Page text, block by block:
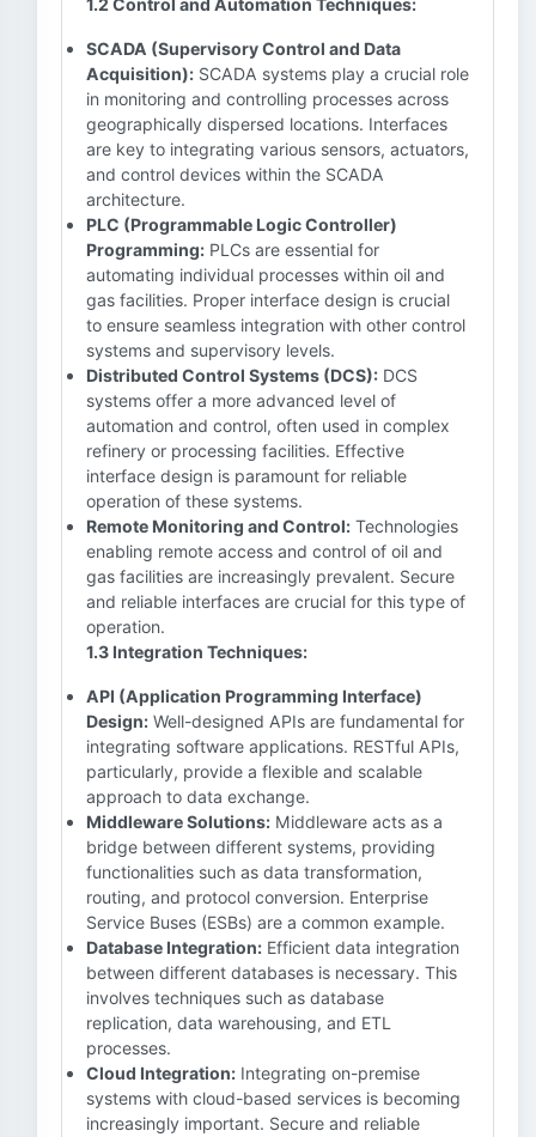
1.2 Control and Automation Techniques:
SCADA (Supervisory Control and Data
Acquisition): SCADA systems play a crucial role
in monitoring and controlling processes across
geographically dispersed locations. Interfaces
are key to integrating various sensors, actuators,
and control devices within the SCADA
architecture.
PLC (Programmable Logic Controller)
Programming: PLCs are essential for
automating individual processes within oil and
gas facilities. Proper interface design is crucial
to ensure seamless integration with other control
systems and supervisory levels.
Distributed Control Systems (DCS): DCS
systems offer a more advanced level of
automation and control, often used in complex
refinery or processing facilities. Effective
interface design is paramount for reliable
operation of these systems.
Remote Monitoring and Control: Technologies
enabling remote access and control of oil and
gas facilities are increasingly prevalent. Secure
and reliable interfaces are crucial for this type of
operation.
1.3 Integration Techniques:
API (Application Programming Interface)
Design: Well-designed APIs are fundamental for
integrating software applications. RESTful APIs,
particularly, provide a flexible and scalable
approach to data exchange.
Middleware Solutions: Middleware acts as a
bridge between different systems, providing
functionalities such as data transformation,
routing, and protocol conversion. Enterprise
Service Buses (ESBs) are a common example.
Database Integration: Efficient data integration
between different databases is necessary. This
involves techniques such as database
replication, data warehousing, and ETL
processes.
Cloud Integration: Integrating on-premise
systems with cloud-based services is becoming
increasingly important. Secure and reliable